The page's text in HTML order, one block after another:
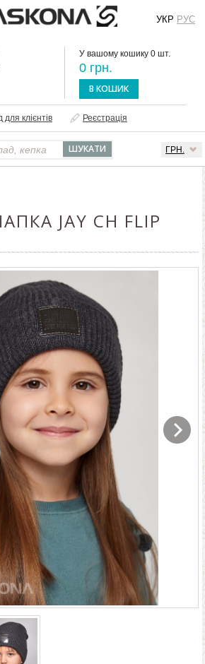
У вашому кошику 0 шт.
0 грн.
В КОШИК
для клієнтів Реєстрація
ГРН.
УКР РУС
JAY CH FLIP